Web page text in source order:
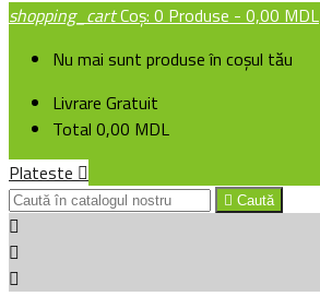
shopping_cartCoș: 0 Produse - 0,00 MDL
Nu mai sunt produse în coșul tău
Livrare Gratuit
Total 0,00 MDL
Plateste 
 Caută


